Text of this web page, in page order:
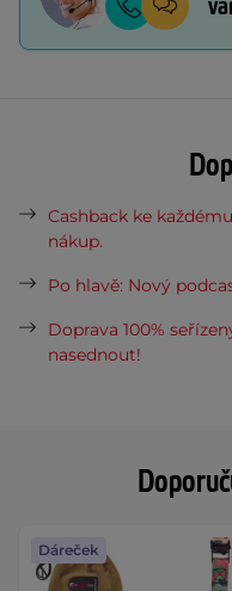
Dáreček
Cashback ke
nákup.
Po hlavě: Nový
Doprava 100%
nasednout!